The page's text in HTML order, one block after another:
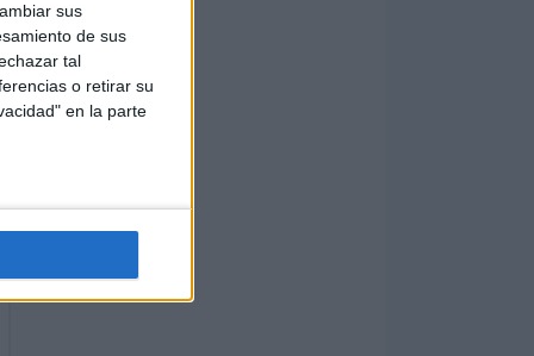
sus
de sus
tal
o retirar su
en la parte